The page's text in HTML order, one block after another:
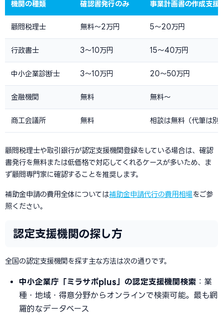
機関の種類 確認書発行のみ 事業計画書の作成支援
顧問税理士 無料〜2万円 5〜20万円
行政書士 3〜10万円 15〜40万円
中小企業診断士 3〜10万円 20〜50万円
金融機関 無料 無料〜
商工会議所 無料 相談は無料（代筆は別
顧問税理士や取引銀行が認定支援機関登録をしている場合は、確認
書発行を無料または低価格で対応してくれるケースが多いため、ま
ず顧問専門家に確認することを推奨します。
補助金申請の費用全体については補助金申請代行の費用相場をご参
照ください。
認定支援機関の探し方
全国の認定支援機関を探す主な方法は次の通りです。
中小企業庁「ミラサポplus」の認定支援機関検索 ：業
種・地域・得意分野からオンラインで検索可能。最も網
羅的なデータベース